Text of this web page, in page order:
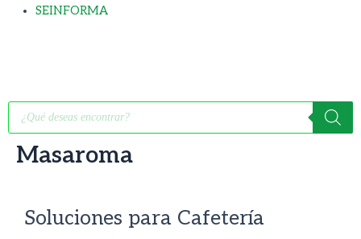
SEINFORMA
Búsqueda
productos
Masaroma
Soluciones para Cafetería